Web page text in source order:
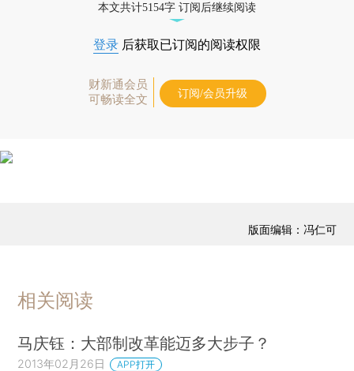
本文共计5154字 订阅后继续阅读
登录 后获取已订阅的阅读权限
财新通会员
可畅读全文
订阅/会员升级
版面编辑：冯仁可
相关阅读
马庆钰：大部制改革能迈多大步子？
2013年02月26日 APP打开